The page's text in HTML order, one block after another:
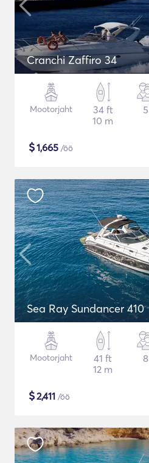
Cranchi Zaffiro 34
Mootorjaht
34 ft
10 m
5
$1,665 /öö
Sea Ray Sundancer 410
Mootorjaht
41 ft
12 m
8
$2,411 /öö